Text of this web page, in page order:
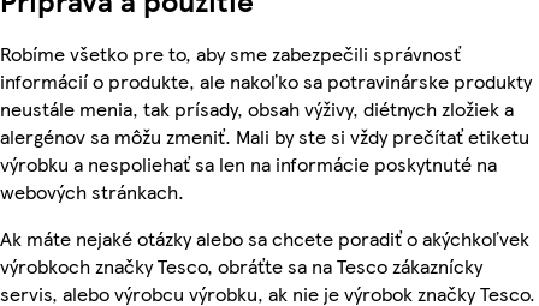
Robíme všetko pre to, aby sme zabezpečili správnosť
informácií o produkte, ale nakoľko sa potravinárske produkty
neustále menia, tak prísady, obsah výživy, diétnych zložiek a
alergénov sa môžu zmeniť. Mali by ste si vždy prečítať etiketu
výrobku a nespoliehať sa len na informácie poskytnuté na
webových stránkach.
Ak máte nejaké otázky alebo sa chcete poradiť o akýchkoľvek
výrobkoch značky Tesco, obráťte sa na Tesco zákaznícky
servis, alebo výrobcu výrobku, ak nie je výrobok značky Tesco.